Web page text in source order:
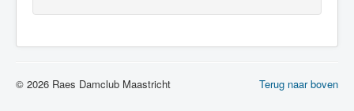
Terug naar boven
© 2026 Raes Damclub Maastricht